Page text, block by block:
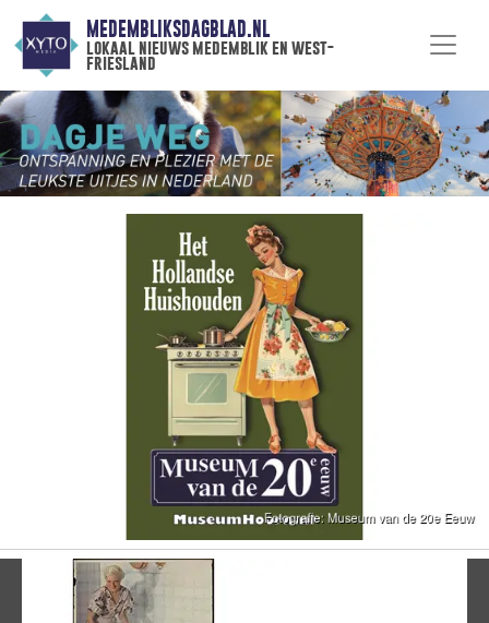
MEDEMBLIKSDAGBLAD.NL
lokaal nieuws medemblik en west-
friesland